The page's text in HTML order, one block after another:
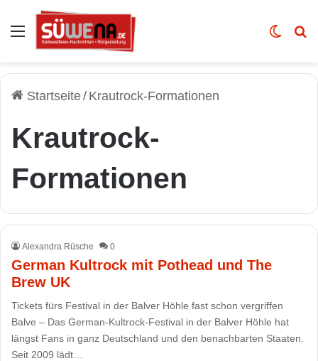
Auswahl Skin
Startseite/ Krautrock-Formationen
Krautrock-
Formationen
Alexandra Rüsche 0
German Kultrock mit Pothead und The
Brew UK
Tickets fürs Festival in der Balver Höhle fast schon vergriffen
Balve – Das German-Kultrock-Festival in der Balver Höhle hat
längst Fans in ganz Deutschland und den benachbarten Staaten.
Seit 2009 lädt…